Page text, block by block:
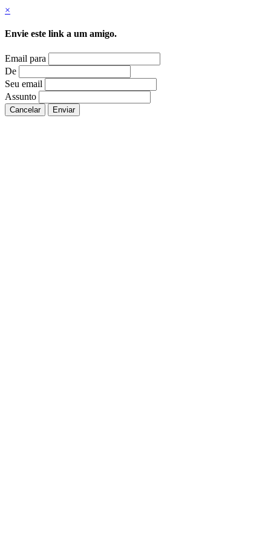
×
Envie este link a um amigo.
Email para
De
Seu email
Assunto
Cancelar Enviar